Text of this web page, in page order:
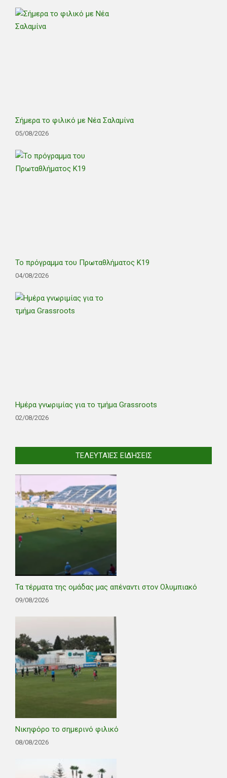
Σήμερα το φιλικό με Νέα Σαλαμίνα
05/08/2026
Το πρόγραμμα του Πρωταθλήματος Κ19
04/08/2026
Ημέρα γνωριμίας για το τμήμα Grassroots
02/08/2026
ΤΕΛΕΥΤΑΊΕΣ ΕΙΔΉΣΕΙΣ
Τα τέρματα της ομάδας μας απέναντι στον Ολυμπιακό
09/08/2026
Νικηφόρο το σημερινό φιλικό
08/08/2026